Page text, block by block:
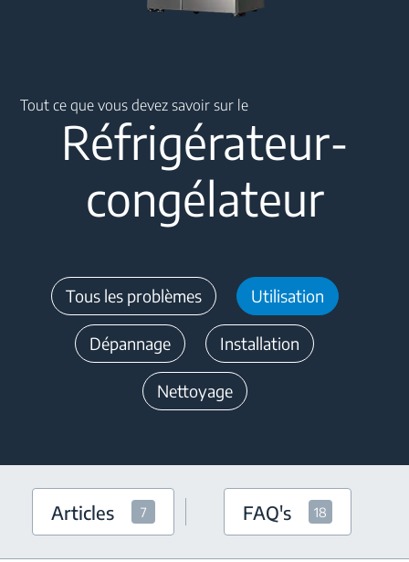
Tout ce que vous devez savoir sur le
Réfrigérateur-
congélateur
Tous les problèmes Utilisation
Dépannage Installation
Nettoyage
Articles 7 FAQ's 18